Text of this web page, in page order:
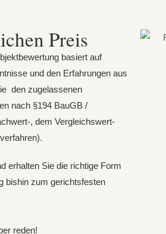
Preis
basiert auf
und den Erfahrungen aus
den zugelassenen
nach §194 BauGB /
, dem Vergleichswert-
erhalten Sie die richtige Form
bishin zum gerichtsfesten
reden!